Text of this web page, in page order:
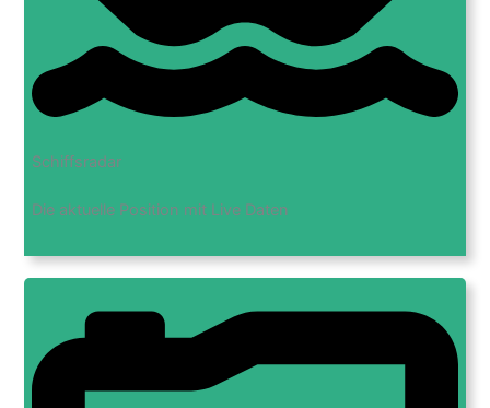
Schiffsradar
Die aktuelle Position mit Live Daten